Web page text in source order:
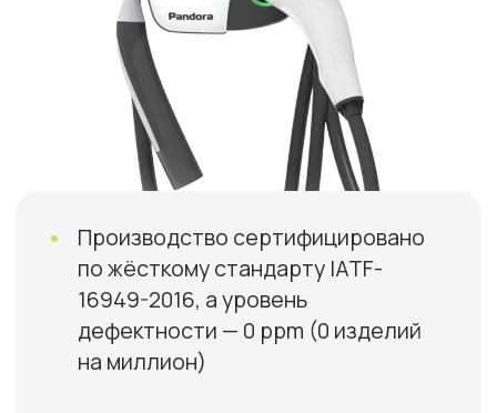
Совместимость
с любыми авто
Все разъёмы и поддержка
напряжения до 1000 V
Удалённый
контроль и
заработок
Диагностика, управление
и монетизация онлайн